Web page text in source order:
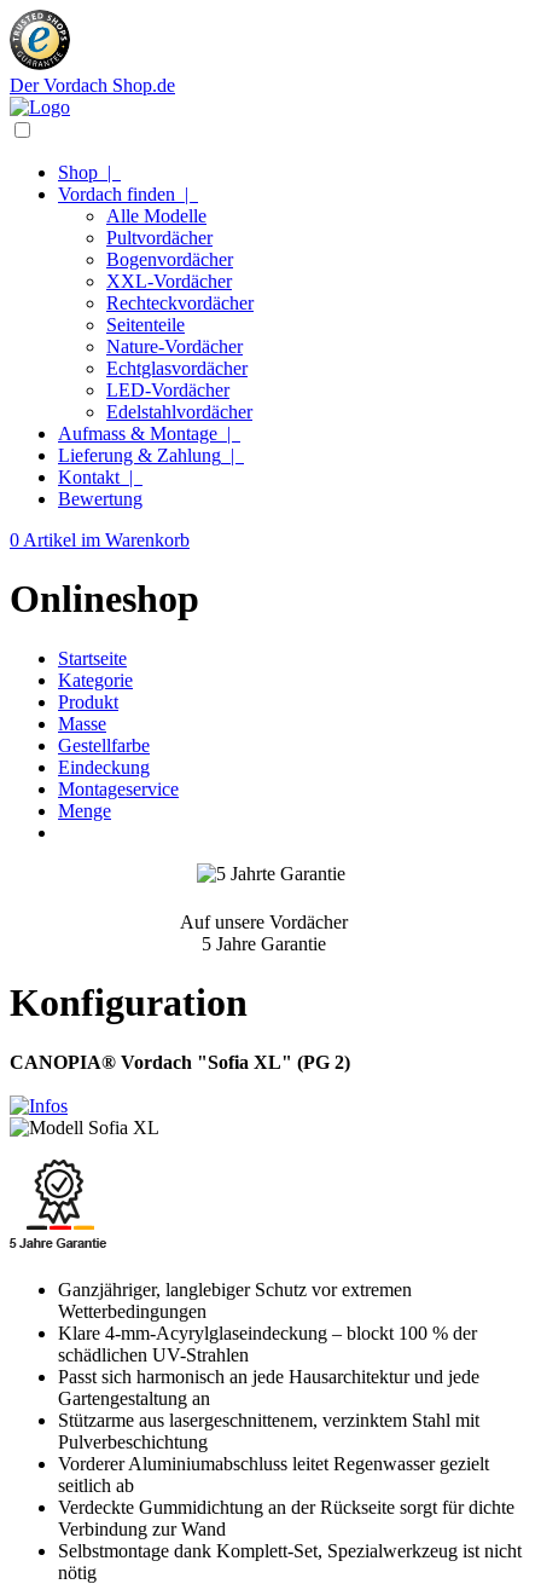
Der Vordach Shop.de
Shop |
Vordach finden |
Alle Modelle
Pultvordächer
Bogenvordächer
XXL-Vordächer
Rechteckvordächer
Seitenteile
Nature-Vordächer
Echtglasvordächer
LED-Vordächer
Edelstahlvordächer
Aufmass & Montage |
Lieferung & Zahlung |
Kontakt |
Bewertung
0 Artikel im Warenkorb
Onlineshop
Startseite
Kategorie
Produkt
Masse
Gestellfarbe
Eindeckung
Montageservice
Menge
Auf unsere Vordächer
5 Jahre Garantie
Konfiguration
CANOPIA® Vordach "Sofia XL" (PG 2)
Ganzjähriger, langlebiger Schutz vor extremen
Wetterbedingungen
Klare 4-mm-Acyrylglaseindeckung – blockt 100 % der
schädlichen UV-Strahlen
Passt sich harmonisch an jede Hausarchitektur und jede
Gartengestaltung an
Stützarme aus lasergeschnittenem, verzinktem Stahl mit
Pulverbeschichtung
Vorderer Aluminiumabschluss leitet Regenwasser gezielt
seitlich ab
Verdeckte Gummidichtung an der Rückseite sorgt für dichte
Verbindung zur Wand
Selbstmontage dank Komplett-Set, Spezialwerkzeug ist nicht
nötig